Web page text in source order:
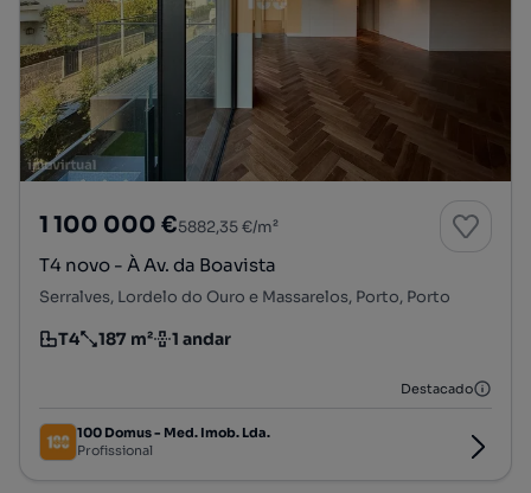
1 100 000 €5882,35 €/m²
T4 novo - À Av. da Boavista
Serralves, Lordelo do Ouro e Massarelos, Porto, Porto
Tipologia
T4
Preço por metro quadrado
187 m²
Andar 1 andar
Destacado
100 Domus - Med. Imob. Lda.
Profissional